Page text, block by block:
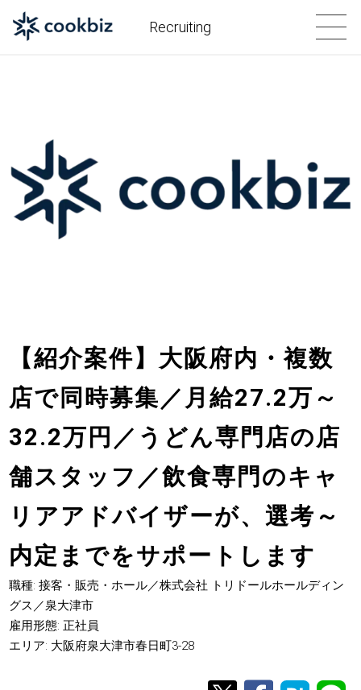
Recruiting
【紹介案件】大阪府内・複数
店で同時募集／月給27.2万～
32.2万円／うどん専門店の店
舗スタッフ／飲食専門のキャ
リアアドバイザーが、選考～
内定までをサポートします
職種: 接客・販売・ホール／株式会社 トリドールホールディン
グス／泉大津市
雇用形態: 正社員
エリア: 大阪府泉大津市春日町3-28